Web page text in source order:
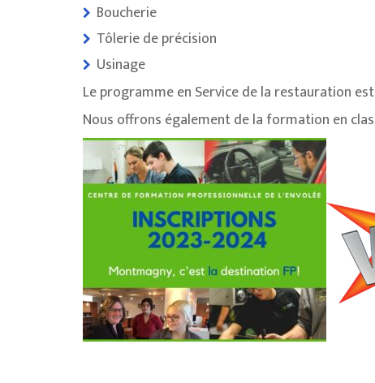
Boucherie
Tôlerie de précision
Usinage
Le programme en Service de la restauration
Nous offrons également de la formation en